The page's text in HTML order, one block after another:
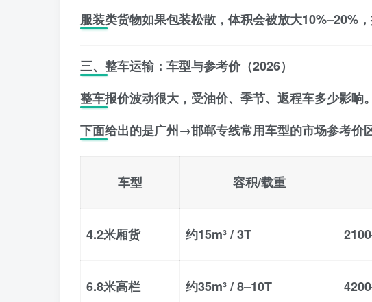
服装类货物如果包装松散，体积会被放大10%–20%，
三、整车运输：车型与参考价（2026）
整车报价波动很大，受油价、季节、返程车多少影响。
下面给出的是广州→邯郸专线常用车型的市场参考价
车型 容积/载重
4.2米厢货 约15m³ / 3T
6.8米高栏 约35m³ / 8–10T